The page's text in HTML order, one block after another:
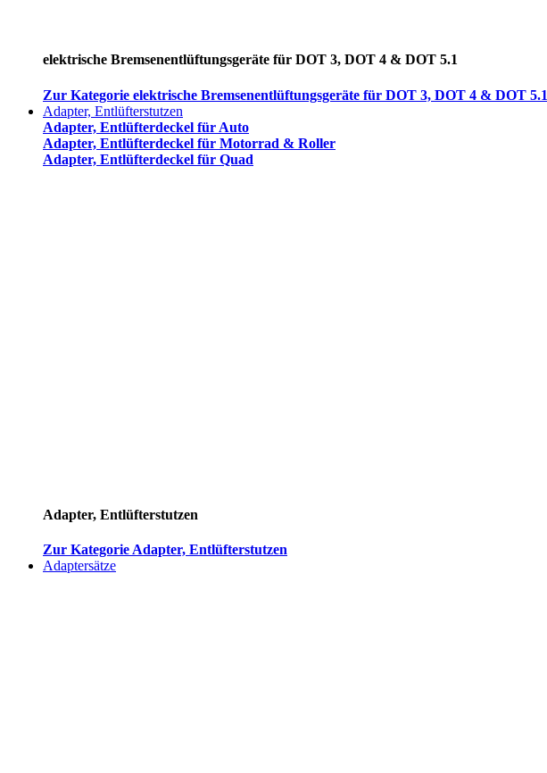
elektrische Bremsenentlüftungsgeräte für DOT 3, DOT 4 & DOT 5.1
Zur Kategorie elektrische Bremsenentlüftungsgeräte für DOT 3, DOT 4 & DOT 5.1
Adapter, Entlüfterstutzen
Adapter, Entlüfterdeckel für Auto
Adapter, Entlüfterdeckel für Motorrad & Roller
Adapter, Entlüfterdeckel für Quad
Adapter, Entlüfterstutzen
Zur Kategorie Adapter, Entlüfterstutzen
Adaptersätze